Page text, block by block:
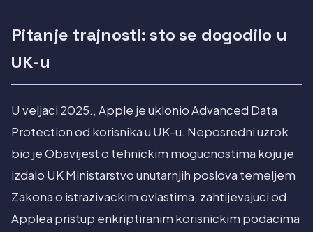
Pitanje trajnosti: sto se dogodilo u
UK-u
U veljaci 2025., Apple je uklonio Advanced Data
Protection od korisnika u UK-u. Neposredni uzrok
bio je Obavijest o tehnickim mogucnostima koju je
izdalo UK Ministarstvo unutarnjih poslova temeljem
Zakona o istrazivackim ovlastima, zahtijevajuci od
Applea pristup enkriptiranim korisnickim podacima